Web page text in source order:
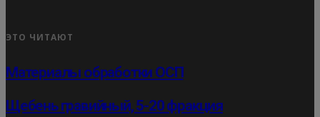
ЭТО ЧИТАЮТ
Материалы обработки ОСП
Щебень гравийный, 5-20 фракция